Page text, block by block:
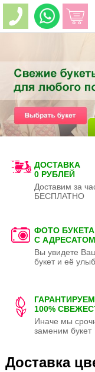
ДОСТАВКА
0 РУБЛЕЙ
Доставим за
БЕСПЛАТНО
ФОТО БУКЕТА
С АДРЕСАТОМ
Вы увидете
букет и её
ГАРАНТИРУЕМ
100%
Иначе мы
заменим букет
Доставка